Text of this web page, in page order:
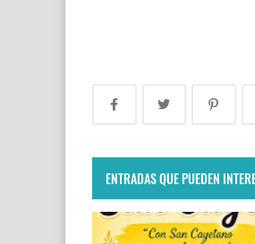
ENTRADAS QUE PUEDEN